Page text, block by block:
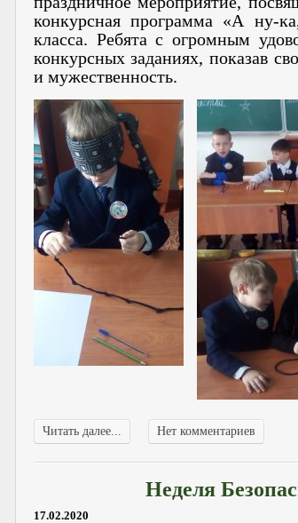
конкурсная программа «А ну-
класса. Ребята с огромным
конкурсных заданиях, показав
и мужественность.
Читать далее... Нет комментариев
Неделя
17.02.2020